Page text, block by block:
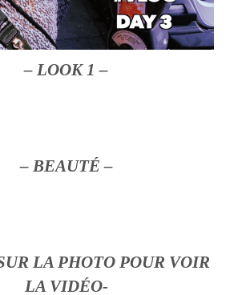
– LOOK 1 –
– BEAUTÉ –
LA PHOTO POUR VOIR
LA VIDÉO-